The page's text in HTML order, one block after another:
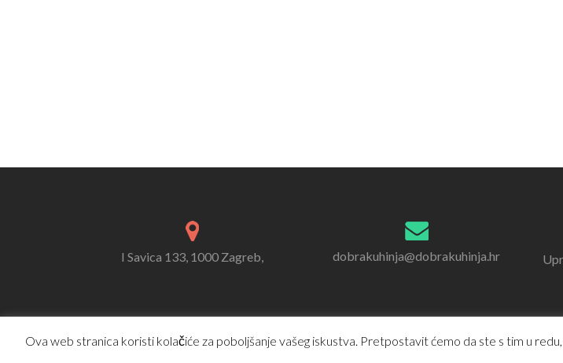
I Savica 133, 1000 Zagreb, dobrakuhinja@dobrakuhinja.hr
Ova web stranica koristi kolačiće za poboljšanje vašeg iskustva. Pretpostavit ćemo da ste s tim u